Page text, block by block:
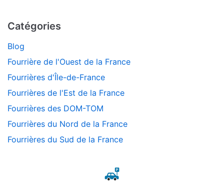
Catégories
Blog
Fourrière de l'Ouest de la France
Fourrières d'Île-de-France
Fourrières de l'Est de la France
Fourrières des DOM-TOM
Fourrières du Nord de la France
Fourrières du Sud de la France